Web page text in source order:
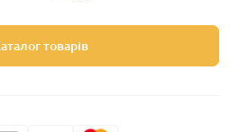
товарів